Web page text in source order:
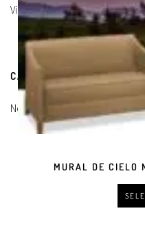
MURAL DE CIELO
Vinilos Para Vidrios(17)
CARRITO DE COMPRAS
No hay productos en el carrito.